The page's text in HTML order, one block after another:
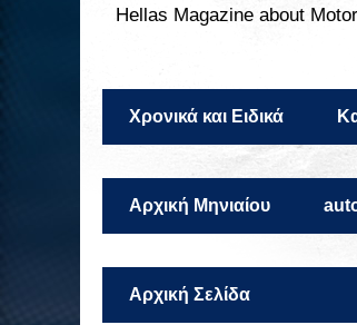
Ηellas Μagazine about
Χρονικά και Ειδικά
Αρχική Μηνιαίου
Αρχική Σελίδα